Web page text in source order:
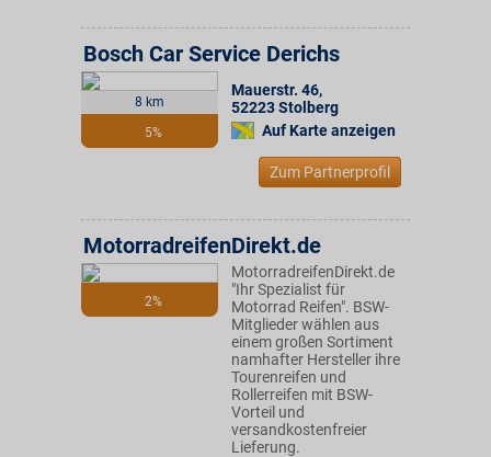
8 km
5%
Bosch Car Service Derichs
Mauerstr. 46,
52223Stolberg
Auf Karte anzeigen
Zum Partnerprofil
2%
MotorradreifenDirekt.de
MotorradreifenDirekt.de
"Ihr Spezialist für
Motorrad Reifen". BSW-
Mitglieder wählen aus
einem großen Sortiment
namhafter Hersteller ihre
Tourenreifen und
Rollerreifen mit BSW-
Vorteil und
versandkostenfreier
Lieferung.